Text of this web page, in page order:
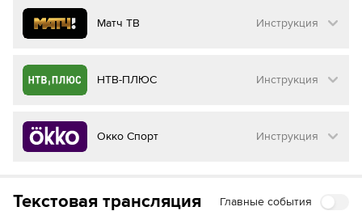
Матч ТВ Инструкция
Как смотреть бесплатно трансляцию матча
Матч ТВ
Инструкция
Перейдите на сайт МАТЧ ТВ
НТВ-ПЛЮС Инструкция
Как смотреть бесплатно трансляцию матча
на НТВ ПЛЮС
Окко Спорт Инструкция
на Окко ТВ
Текстовая трансляция Главные события